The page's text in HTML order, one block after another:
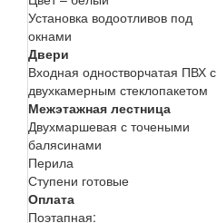
Установка водоотливов под
окнами
Двери
Входная одностворчатая ПВХ с
двухкамерным стеклопакетом
Межэтажная лестница
Двухмаршевая с точеными
балясинами
Перила
Ступени готовые
Оплата
Поэтапная: